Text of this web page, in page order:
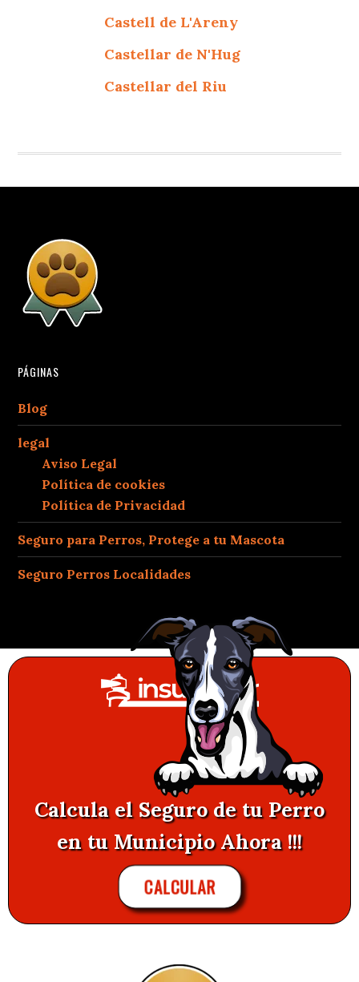
Castell de L'Areny
Castellar de N'Hug
Castellar del Riu
PÁGINAS
Blog
legal
Aviso Legal
Política de cookies
Política de Privacidad
Seguro para Perros, Protege a tu Mascota
Seguro Perros Localidades
Calcula el Seguro de tu Perro
en tu Municipio Ahora !!!
CALCULAR